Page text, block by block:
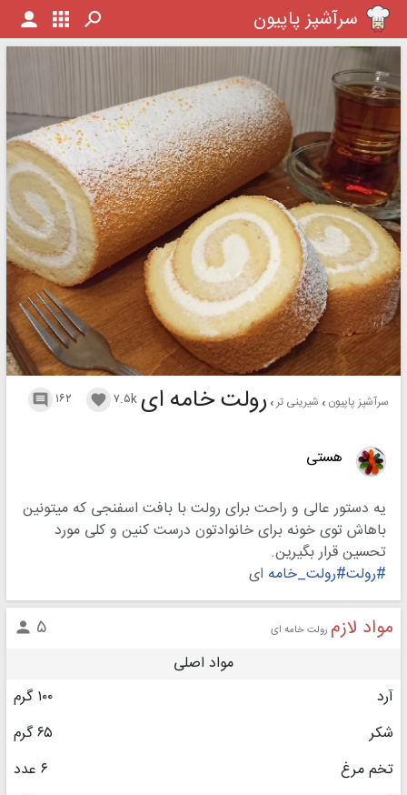
سرآشپز پاپیون
سرآشپز پاپیون شیرینی تر رولت خامه ای ۱۶۲  ۷.۵k 
هستی
یه دستور عالی و راحت برای رولت با بافت اسفنجی که میتونین
باهاش توی خونه برای خانوادتون درست کنین و کلی مورد
تحسین قرار بگیرین.
#رولت#رولت_خامه ای
مواد لازم رولت خامه ای ۵ 
مواد اصلی
آرد
۱۰۰ گرم
شکر
۶۵ گرم
تخم مرغ
۶ عدد